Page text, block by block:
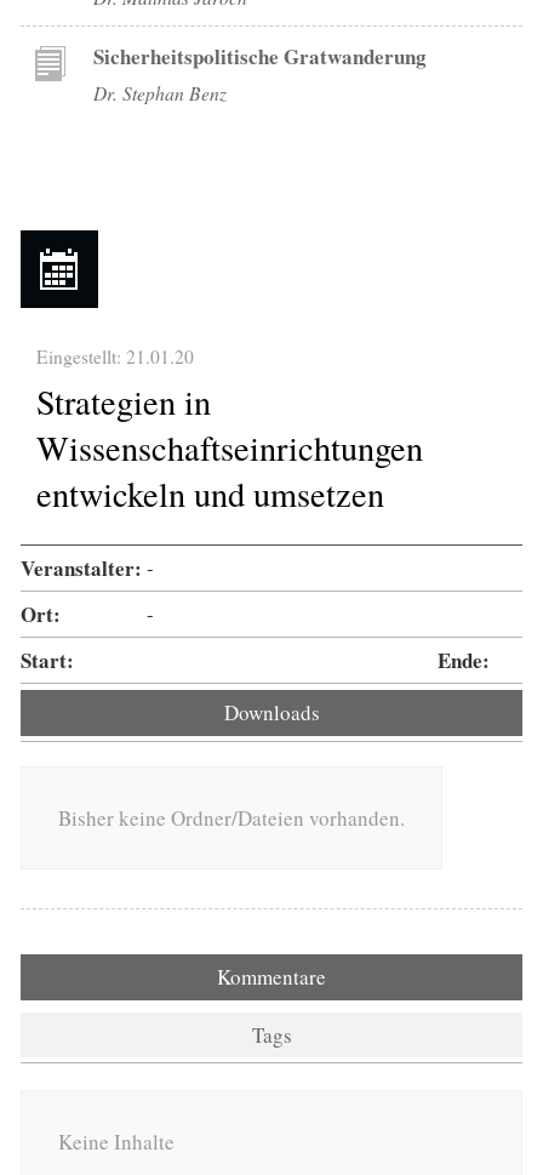
Sicherheitspolitische Gratwanderung
Dr. Stephan Benz
Eingestellt: 21.01.20
Strategien in
Wissenschaftseinrichtungen
entwickeln und umsetzen
Veranstalter: -
Ort: -
Start: Ende:
Downloads
Bisher keine Ordner/Dateien vorhanden.
Kommentare
Tags
Keine Inhalte